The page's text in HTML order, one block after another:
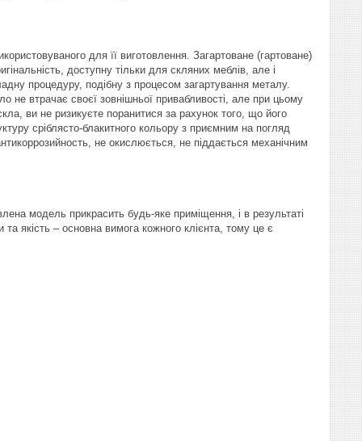
для її виготовлення. Загартоване (гартоване)
доступну тільки для скляних меблів, але і
процедуру, подібну з процесом загартування металу.
не втрачає своєї зовнішньої привабливості, але при цьому
ви не ризикуєте поранитися за рахунок того, що його
сріблясто-блакитного кольору з приємним на погляд
не окислюється, не піддається механічним
модель прикрасить будь-яке приміщення, і в результаті
та якість – основна вимога кожного клієнта, тому це є